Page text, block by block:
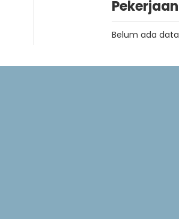
Pekerjaan
Belum ada data